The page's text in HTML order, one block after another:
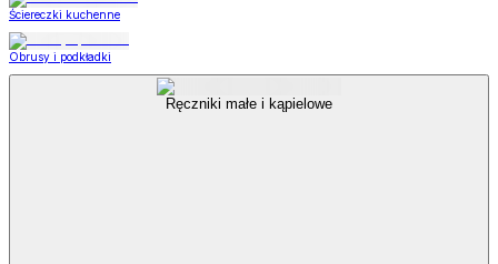
Ściereczki kuchenne
Obrusy i podkładki
Ręczniki małe i kąpielowe